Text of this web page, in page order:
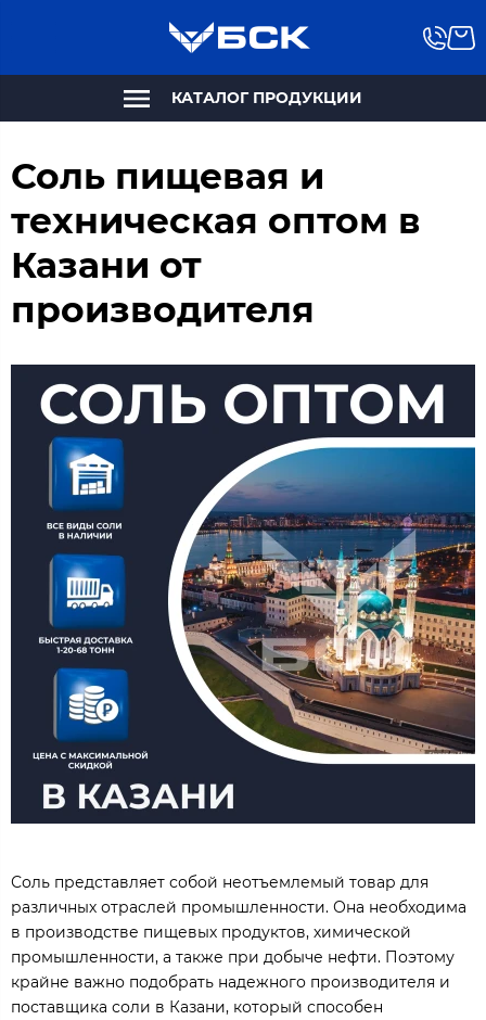
КАТАЛОГ ПРОДУКЦИИ
Соль пищевая и
техническая оптом в
Казани от
производителя
Соль представляет собой неотъемлемый товар для
различных отраслей промышленности. Она необходима
в производстве пищевых продуктов, химической
промышленности, а также при добыче нефти. Поэтому
крайне важно подобрать надежного производителя и
поставщика соли в Казани, который способен